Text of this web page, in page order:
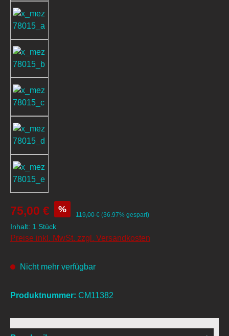
75,00 € %
119,00 € (36.97% gespart)
Inhalt: 1 Stück
Preise inkl. MwSt. zzgl. Versandkosten
Nicht mehr verfügbar
Produktnummer: CM11382